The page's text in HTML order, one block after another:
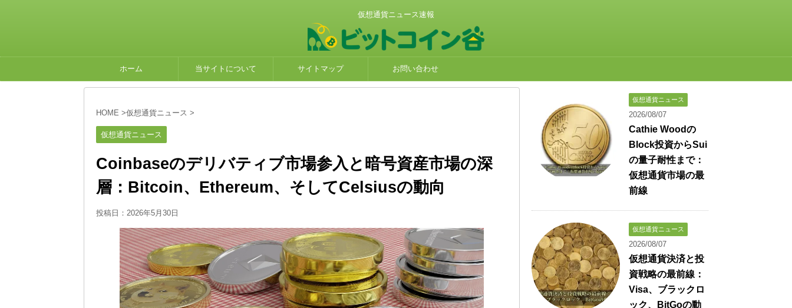
仮想通貨ニュース速報
ホーム 当サイトについて サイトマップ お問い合わせ
HOME >仮想通貨ニュース >
仮想通貨ニュース
Coinbaseのデリバティブ市場参入と暗号資産市場の深
層：Bitcoin、Ethereum、そしてCelsiusの動向
投稿日： 2026年5月30日
仮想通貨ニュース
2026/08/07
Cathie Woodの
Block投資からSui
の量子耐性まで：
仮想通貨市場の最
前線
仮想通貨ニュース
2026/08/07
仮想通貨決済と投
資戦略の最前線：
Visa、ブラックロ
ック、BitGoの動